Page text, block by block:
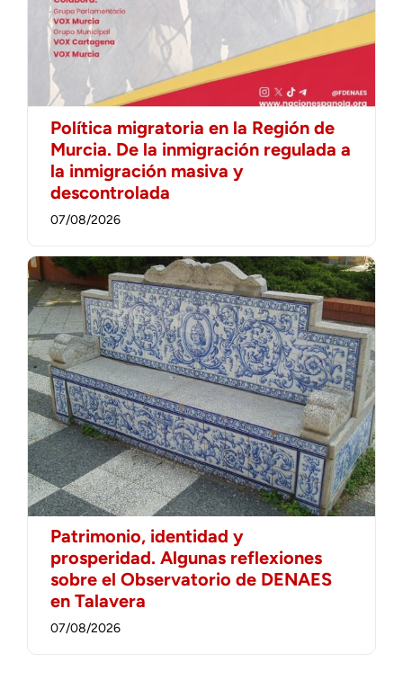
Política migratoria en la Región de
Murcia. De la inmigración regulada a
la inmigración masiva y
descontrolada
07/08/2026
Patrimonio, identidad y
prosperidad. Algunas reflexiones
sobre el Observatorio de DENAES
en Talavera
07/08/2026